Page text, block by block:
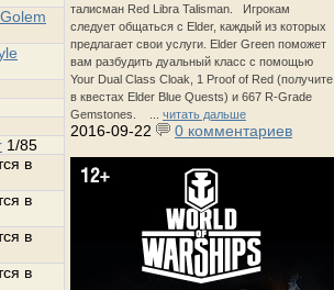
талисман Red Libra Talisman. Игрокам
следует общаться с Elder, каждый из которых
предлагает свои услуги. Elder Green поможет
вам разбудить дуальный класс с помощью
Your Dual Class Cloak, 1 Proof of Red (получите
в квестах Elder Blue Quests) и 667 R-Grade
Gemstones. ... читать дальше
2016-09-22 0 комментариев
1/85
в
в
в
в